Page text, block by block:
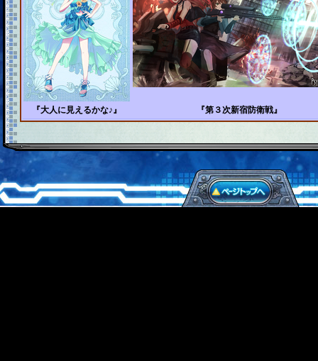
『大人に見えるかな♪』 『第３次新宿防衛戦』